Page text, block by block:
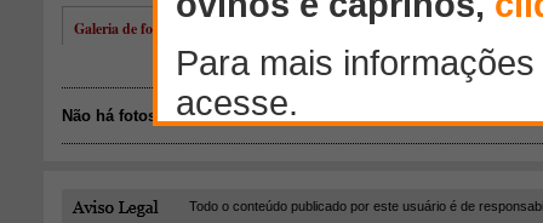
Galeria de fotos de adriane araujo azevedo
Não há fotos disponíveis.
Todo o conteúdo publicado por este usuário é de